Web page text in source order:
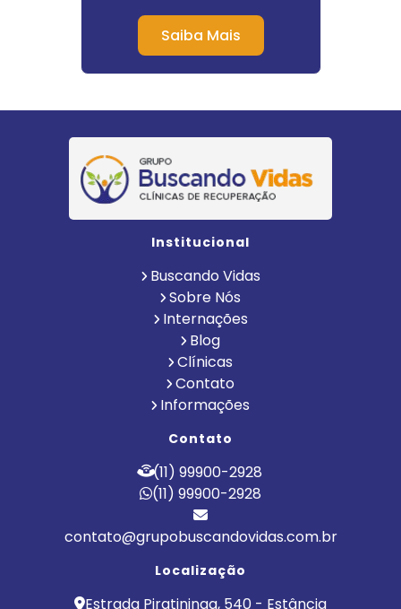
Saiba Mais
Institucional
Buscando Vidas
Sobre Nós
Internações
Blog
Clínicas
Contato
Informações
Contato
(11) 99900-2928
(11) 99900-2928
contato@grupobuscandovidas.com.br
Localização
Estrada Piratininga, 540 - Estância